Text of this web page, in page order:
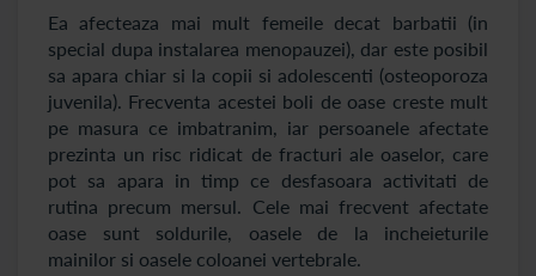
Ea afecteaza mai mult femeile decat barbatii (in
special dupa instalarea menopauzei), dar este posibil
sa apara chiar si la copii si adolescenti (osteoporoza
juvenila). Frecventa acestei boli de oase creste mult
pe masura ce imbatranim, iar persoanele afectate
prezinta un risc ridicat de fracturi ale oaselor, care
pot sa apara in timp ce desfasoara activitati de
rutina precum mersul. Cele mai frecvent afectate
oase sunt soldurile, oasele de la incheieturile
mainilor si oasele coloanei vertebrale.